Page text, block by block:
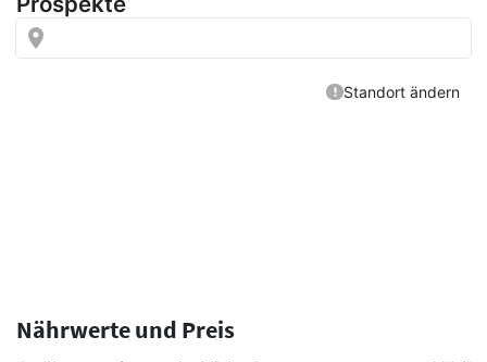
Nährwerte und Preis